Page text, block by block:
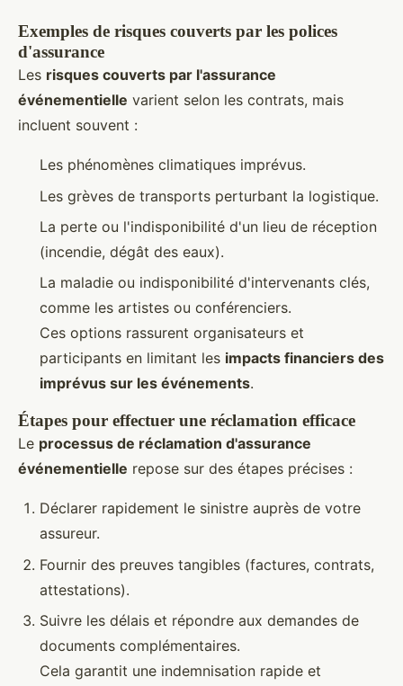
Exemples de risques couverts par les polices
d'assurance
Les risques couverts par l'assurance
événementielle varient selon les contrats, mais
incluent souvent :
Les phénomènes climatiques imprévus.
Les grèves de transports perturbant la logistique.
La perte ou l'indisponibilité d'un lieu de réception
(incendie, dégât des eaux).
La maladie ou indisponibilité d'intervenants clés,
comme les artistes ou conférenciers.
Ces options rassurent organisateurs et
participants en limitant les impacts financiers des
imprévus sur les événements.
Étapes pour effectuer une réclamation efficace
Le processus de réclamation d'assurance
événementielle repose sur des étapes précises :
Déclarer rapidement le sinistre auprès de votre
assureur.
Fournir des preuves tangibles (factures, contrats,
attestations).
Suivre les délais et répondre aux demandes de
documents complémentaires.
Cela garantit une indemnisation rapide et